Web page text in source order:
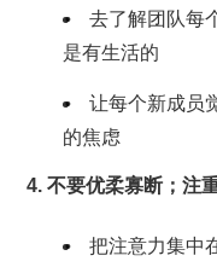
去了解团队每
是有生活的
让每个新成员
的焦虑
4. 不要优柔寡断；注
把注意力集中